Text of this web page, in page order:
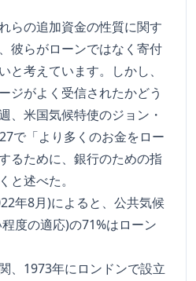
らの追加資金の性質に関す
彼らがローンではなく寄付
と考えています。しかし、
ジがよく受信されたかどう
、米国気候特使のジョン・
で「より多くのお金をロー
るために、銀行のための指
と述べた。
年8月)によると、公共気候
度の適応)の71%はローン
、1973年にロンドンで設立